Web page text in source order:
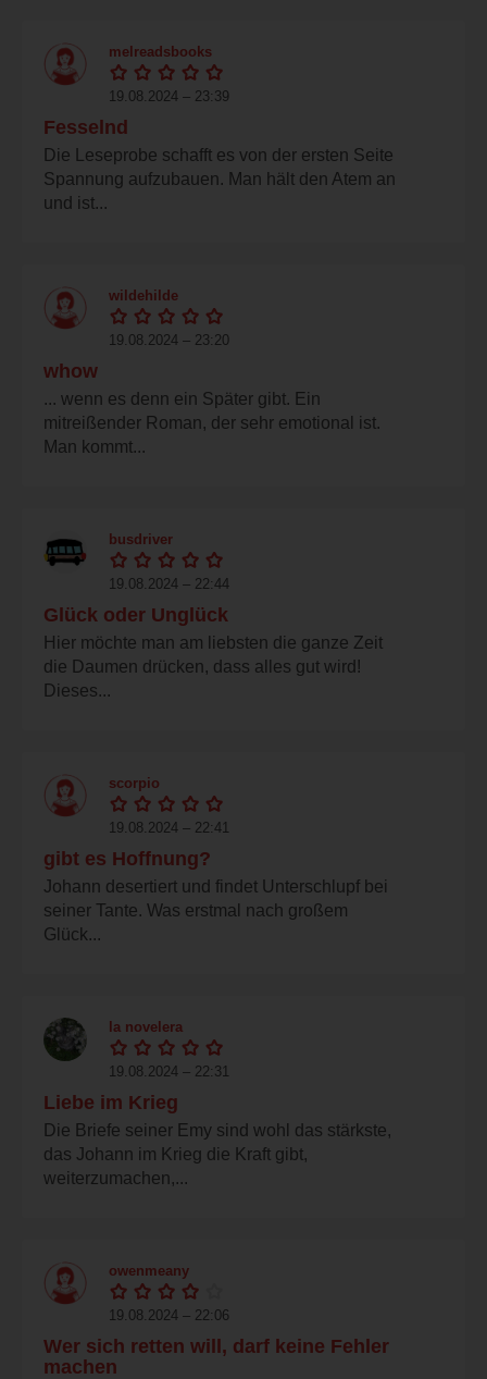
melreadsbooks
19.08.2024 – 23:39
Fesselnd
Die Leseprobe schafft es von der ersten Seite
Spannung aufzubauen. Man hält den Atem an
und ist...
wildehilde
19.08.2024 – 23:20
whow
... wenn es denn ein Später gibt. Ein
mitreißender Roman, der sehr emotional ist.
Man kommt...
busdriver
19.08.2024 – 22:44
Glück oder Unglück
Hier möchte man am liebsten die ganze Zeit
die Daumen drücken, dass alles gut wird!
Dieses...
scorpio
19.08.2024 – 22:41
gibt es Hoffnung?
Johann desertiert und findet Unterschlupf bei
seiner Tante. Was erstmal nach großem
Glück...
la novelera
19.08.2024 – 22:31
Liebe im Krieg
Die Briefe seiner Emy sind wohl das stärkste,
das Johann im Krieg die Kraft gibt,
weiterzumachen,...
owenmeany
19.08.2024 – 22:06
Wer sich retten will, darf keine Fehler
machen